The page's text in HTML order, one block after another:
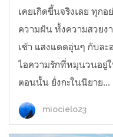
เคยเกิดขึ้นจริงเลย ทุก
ความฝัน ทั้งความสวย
เช้า แสงแดดอุ่นๆ กับละ
ไอความรักที่หมุนวนอยู่
ตอนนั้น ยั่งกะในนิยาย...
miocielo23